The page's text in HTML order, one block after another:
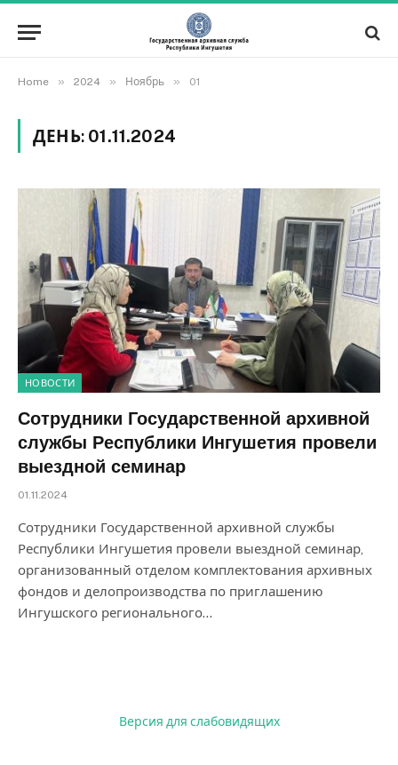
Home » 2024 » Ноябрь » 01
ДЕНЬ: 01.11.2024
НОВОСТИ
Сотрудники Государственной архивной
службы Республики Ингушетия провели
выездной семинар
01.11.2024
Сотрудники Государственной архивной службы
Республики Ингушетия провели выездной семинар,
организованный отделом комплектования архивных
фондов и делопроизводства по приглашению
Ингушского регионального…
Версия для слабовидящих